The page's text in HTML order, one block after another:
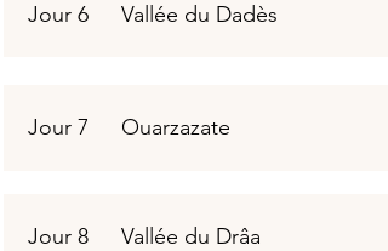
Jour 6 Vallée du Dadès
Jour 7 Ouarzazate
Jour 8 Vallée du Drâa